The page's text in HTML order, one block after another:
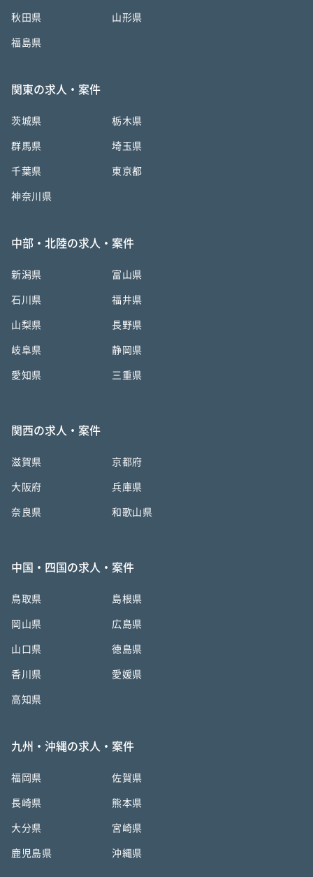
秋田県 山形県
福島県
関東の求人・案件
茨城県 栃木県
群馬県 埼玉県
千葉県 東京都
神奈川県
中部・北陸の求人・案件
新潟県 富山県
石川県 福井県
山梨県 長野県
岐阜県 静岡県
愛知県 三重県
関西の求人・案件
滋賀県 京都府
大阪府 兵庫県
奈良県 和歌山県
中国・四国の求人・案件
鳥取県 島根県
岡山県 広島県
山口県 徳島県
香川県 愛媛県
高知県
九州・沖縄の求人・案件
福岡県 佐賀県
長崎県 熊本県
大分県 宮崎県
鹿児島県 沖縄県